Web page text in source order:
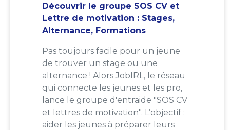
Découvrir le groupe SOS CV et
Lettre de motivation : Stages,
Alternance, Formations
Pas toujours facile pour un jeune
de trouver un stage ou une
alternance ! Alors JobIRL, le réseau
qui connecte les jeunes et les pro,
lance le groupe d'entraide "SOS CV
et lettres de motivation". L’objectif :
aider les jeunes à préparer leurs